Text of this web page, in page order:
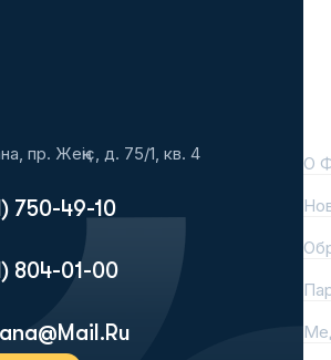
пр. Жеңіс, д. 75/1, кв. 4
750-49-10
804-01-00
О